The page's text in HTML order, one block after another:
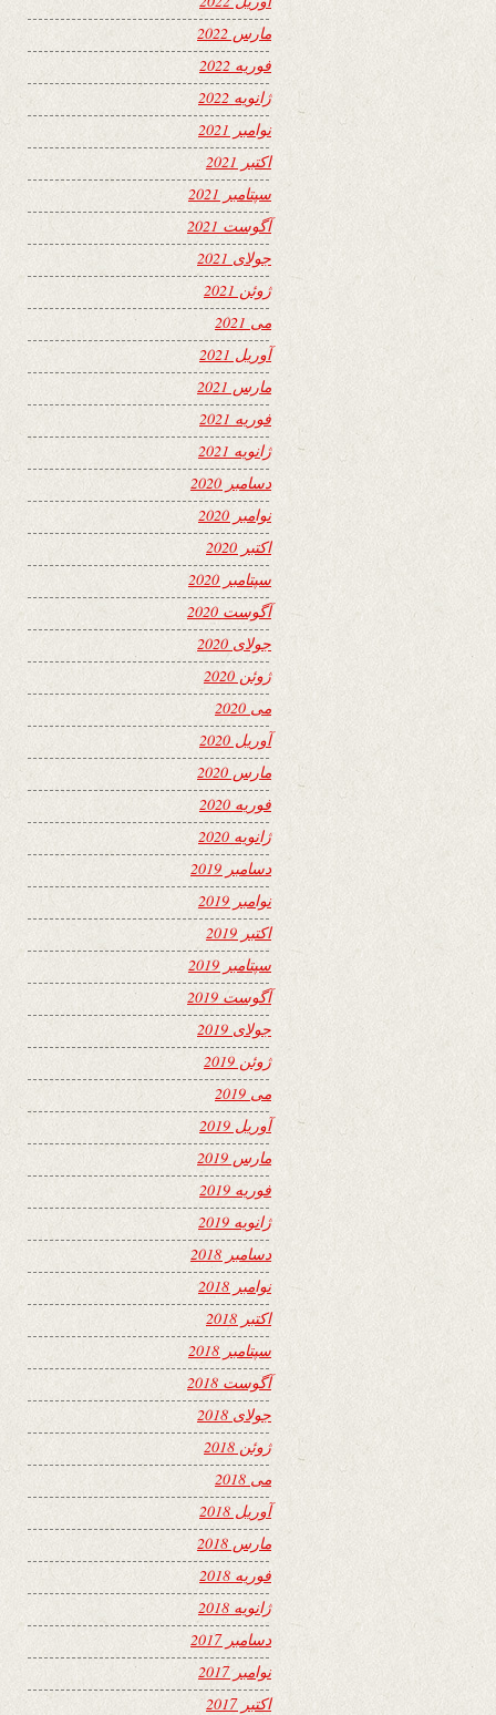
مارس 2022
فوریه 2022
ژانویه 2022
نوامبر 2021
اکتبر 2021
سپتامبر 2021
آگوست 2021
جولای 2021
ژوئن 2021
می 2021
آوریل 2021
مارس 2021
فوریه 2021
ژانویه 2021
دسامبر 2020
نوامبر 2020
اکتبر 2020
سپتامبر 2020
آگوست 2020
جولای 2020
ژوئن 2020
می 2020
آوریل 2020
مارس 2020
فوریه 2020
ژانویه 2020
دسامبر 2019
نوامبر 2019
اکتبر 2019
سپتامبر 2019
آگوست 2019
جولای 2019
ژوئن 2019
می 2019
آوریل 2019
مارس 2019
فوریه 2019
ژانویه 2019
دسامبر 2018
نوامبر 2018
اکتبر 2018
سپتامبر 2018
آگوست 2018
جولای 2018
ژوئن 2018
می 2018
آوریل 2018
مارس 2018
فوریه 2018
ژانویه 2018
دسامبر 2017
نوامبر 2017
اکتبر 2017